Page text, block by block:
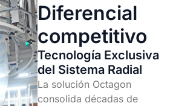
Diferencial
competitivo
Tecnología Exclusiva
del Sistema Radial
La solución Octagon
consolida décadas de